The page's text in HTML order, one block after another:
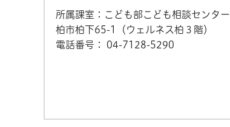
所属課室：こども部こども相談センター
柏市柏下65-1（ウェルネス柏３階）
電話番号：
04-7128-5290